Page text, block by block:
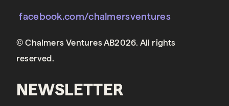
facebook.com/chalmersventures
© Chalmers Ventures AB2026. All rights
reserved.
NEWSLETTER